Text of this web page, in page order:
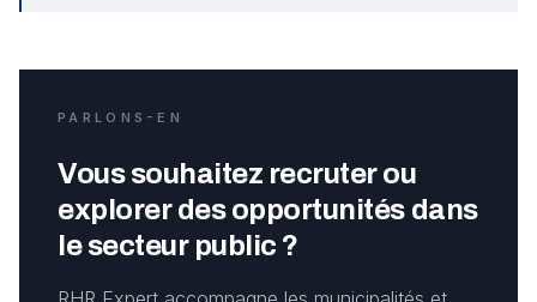
PARLONS-EN
Vous souhaitez recruter ou
explorer des opportunités dans
le secteur public ?